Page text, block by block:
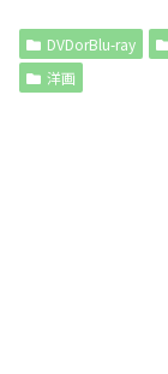
DVDorBlu-ray
洋画